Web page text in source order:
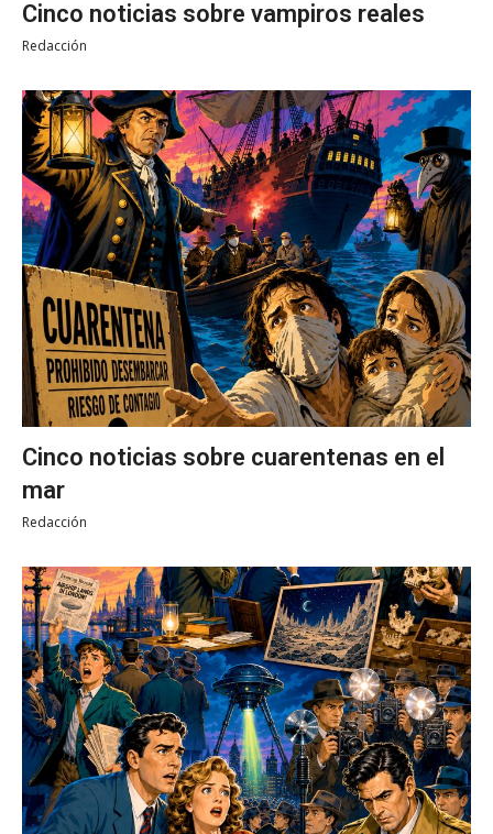
Cinco noticias sobre vampiros reales
Redacción
Cinco noticias sobre cuarentenas en el
mar
Redacción